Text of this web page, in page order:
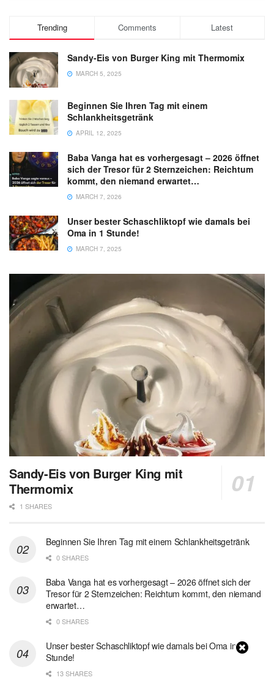
Trending Comments Latest
Sandy-Eis von Burger King mit Thermomix
MARCH 5, 2025
Beginnen Sie Ihren Tag mit einem
Schlankheitsgetränk
APRIL 12, 2025
Baba Vanga hat es vorhergesagt – 2026 öffnet
sich der Tresor für 2 Sternzeichen: Reichtum
kommt, den niemand erwartet…
MARCH 7, 2026
Unser bester Schaschliktopf wie damals bei
Oma in 1 Stunde!
MARCH 7, 2025
Sandy-Eis von Burger King mit
Thermomix
1 SHARES
Beginnen Sie Ihren Tag mit einem Schlankheitsgetränk
0 SHARES
Baba Vanga hat es vorhergesagt – 2026 öffnet sich der
Tresor für 2 Sternzeichen: Reichtum kommt, den niemand
erwartet…
0 SHARES
Unser bester Schaschliktopf wie damals bei Oma in 1
Stunde!
13 SHARES